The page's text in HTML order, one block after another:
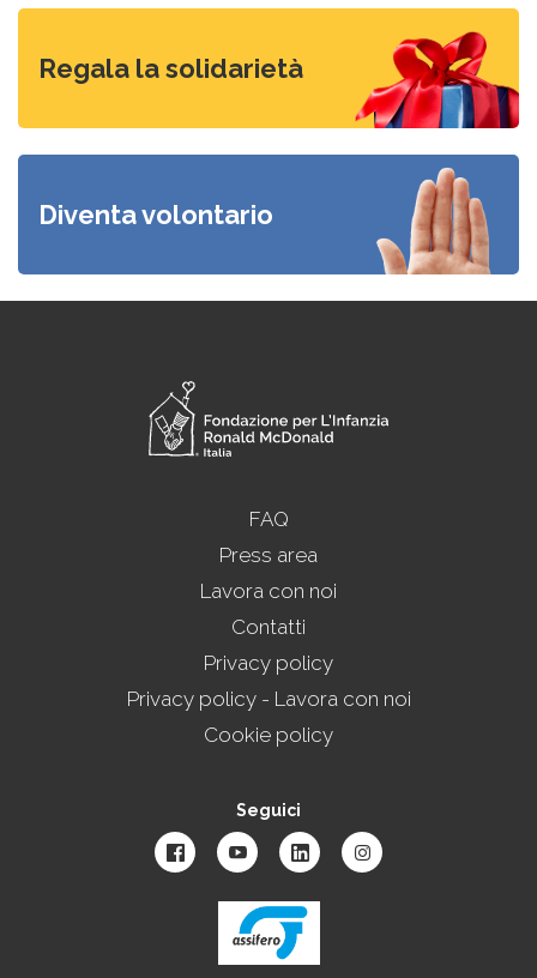
Regala la solidarietà
Diventa volontario
FAQ
Press area
Lavora con noi
Contatti
Privacy policy
Privacy policy - Lavora con noi
Cookie policy
Seguici